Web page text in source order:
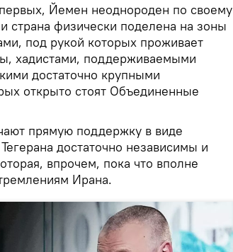
Йемен неоднороден по своему
страна физически поделена на зоны
под рукой которых проживает
хадистами, поддерживаемыми
достаточно крупными
открыто стоят Объединенные
прямую поддержку в виде
достаточно независимы и
впрочем, пока что вполне
Ирана.